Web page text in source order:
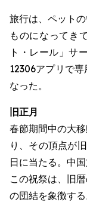
旅行は、ペット
ものになってき
ト・レール」サ
12306アプリで
なった。
旧正月
春節期間中の大
り、その頂点が
日に当たる。中
この祝祭は、旧
の団結を象徴す